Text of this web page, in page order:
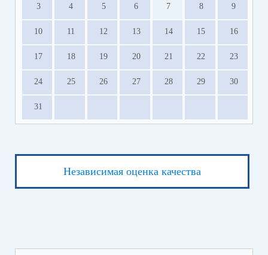
3 4 5 6 7 8 9
10 11 12 13 14 15 16
17 18 19 20 21 22 23
24 25 26 27 28 29 30
31
Независимая оценка качества